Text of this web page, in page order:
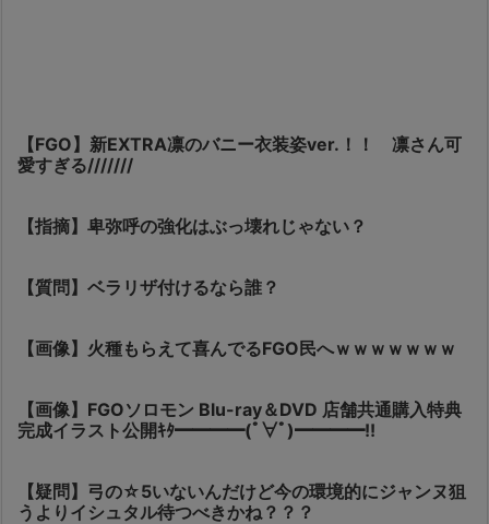
【FGO】新EXTRA凛のバニー衣装姿ver.！！ 凛さん可
愛すぎる///////
【指摘】卑弥呼の強化はぶっ壊れじゃない？
【質問】ベラリザ付けるなら誰？
【画像】火種もらえて喜んでるFGO民へｗｗｗｗｗｗｗ
【画像】FGOソロモン Blu-ray＆DVD 店舗共通購入特典
完成イラスト公開ｷﾀ━━━━(ﾟ∀ﾟ)━━━━!!
【疑問】弓の☆5いないんだけど今の環境的にジャンヌ狙
うよりイシュタル待つべきかね？？？